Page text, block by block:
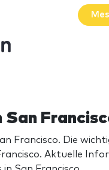
San
Francisco. Die
Aktuelle